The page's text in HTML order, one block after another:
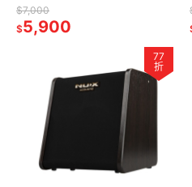
$7,000
$5,900
77
折